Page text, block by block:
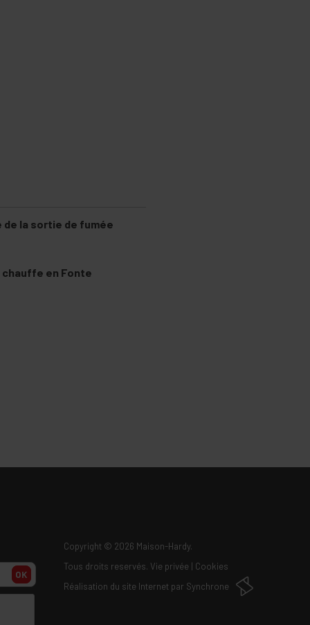
de la sortie de fumée
chauffe en Fonte
OK
Copyright © 2026 Maison-Hardy.
Tous droits reservés. Vie privée
Cookies
Réalisation du site Internet par Synchrone